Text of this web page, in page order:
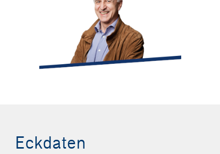
heinz.rossmann@integral-zt.at
Eckdaten